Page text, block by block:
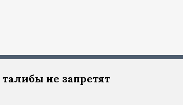
не запретят